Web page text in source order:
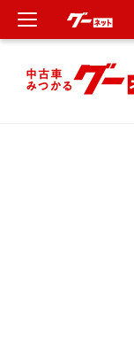
新車